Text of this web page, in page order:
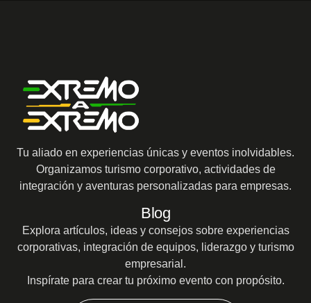
Tu aliado en experiencias únicas y eventos inolvidables.
Organizamos turismo corporativo, actividades de
integración y aventuras personalizadas para empresas.
Blog
Explora artículos, ideas y consejos sobre experiencias
corporativas, integración de equipos, liderazgo y turismo
empresarial.
Inspírate para crear tu próximo evento con propósito.